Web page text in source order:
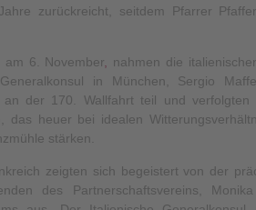
zurückreicht, seitdem Pfarrer
6. November, nahmen die
in München, Sergio
an der 170. Wallfahrt teil und
das heuer bei idealen
stärken.
zeigten sich begeistert von der
des Partnerschaftsvereins,